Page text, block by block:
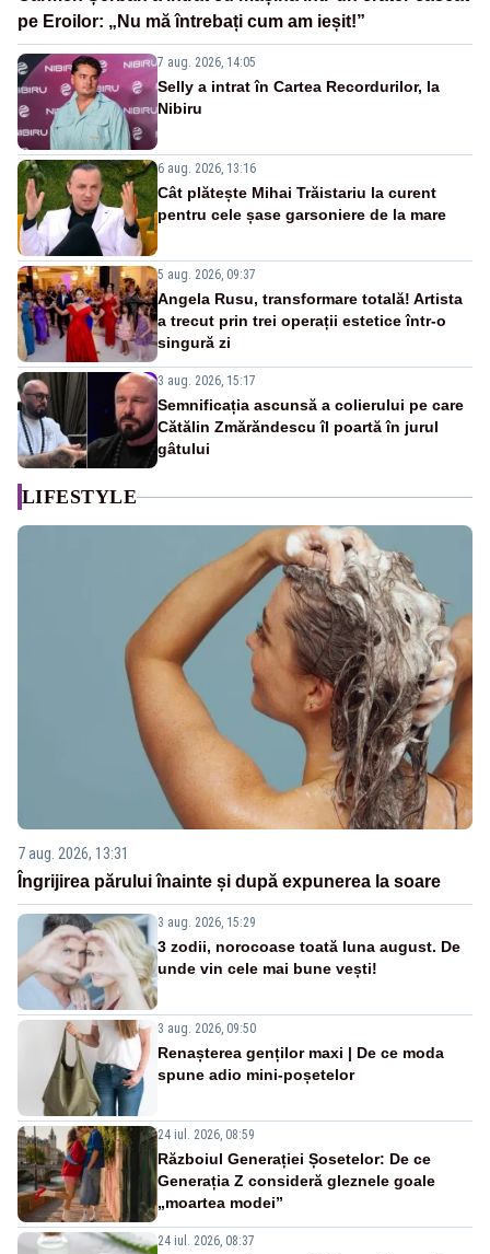
pe Eroilor: „Nu mă întrebați cum am ieșit!”
7 aug. 2026, 14:05
Selly a intrat în Cartea Recordurilor, la
Nibiru
6 aug. 2026, 13:16
Cât plătește Mihai Trăistariu la curent
pentru cele șase garsoniere de la mare
5 aug. 2026, 09:37
Angela Rusu, transformare totală! Artista
a trecut prin trei operații estetice într-o
singură zi
3 aug. 2026, 15:17
Semnificația ascunsă a colierului pe care
Cătălin Zmărăndescu îl poartă în jurul
gâtului
LIFESTYLE
7 aug. 2026, 13:31
Îngrijirea părului înainte și după expunerea la soare
3 aug. 2026, 15:29
3 zodii, norocoase toată luna august. De
unde vin cele mai bune vești!
3 aug. 2026, 09:50
Renașterea genților maxi | De ce moda
spune adio mini-poșetelor
24 iul. 2026, 08:59
Războiul Generației Șosetelor: De ce
Generația Z consideră gleznele goale
„moartea modei”
24 iul. 2026, 08:37